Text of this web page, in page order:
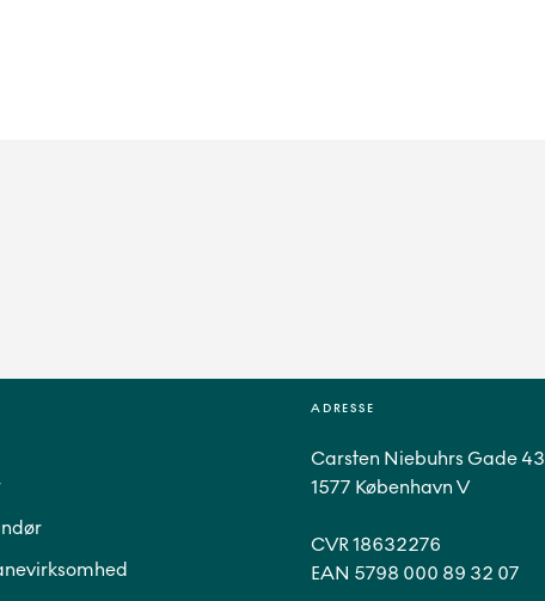
ADRESSE
Carsten Niebuhrs Gade 43
1577 København V
CVR 18632276
EAN 5798 000 89 32 07